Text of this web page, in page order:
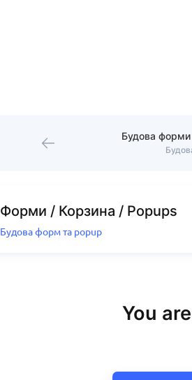
Будова форми
Форми / Корзина / Popups
Будова форм та popup
You